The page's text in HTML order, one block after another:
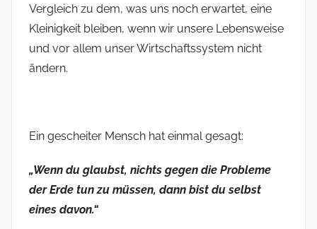
Vergleich zu dem, was uns noch erwartet, eine
Kleinigkeit bleiben, wenn wir unsere Lebensweise
und vor allem unser Wirtschaftssystem nicht
ändern.
Ein gescheiter Mensch hat einmal gesagt:
„Wenn du glaubst, nichts gegen die Probleme
der Erde tun zu müssen, dann bist du selbst
eines davon.“